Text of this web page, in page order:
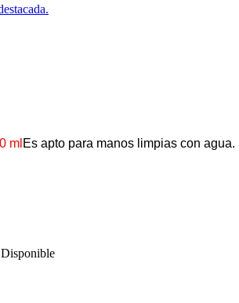
ml Es apto para manos limpias con agua.
Disponible